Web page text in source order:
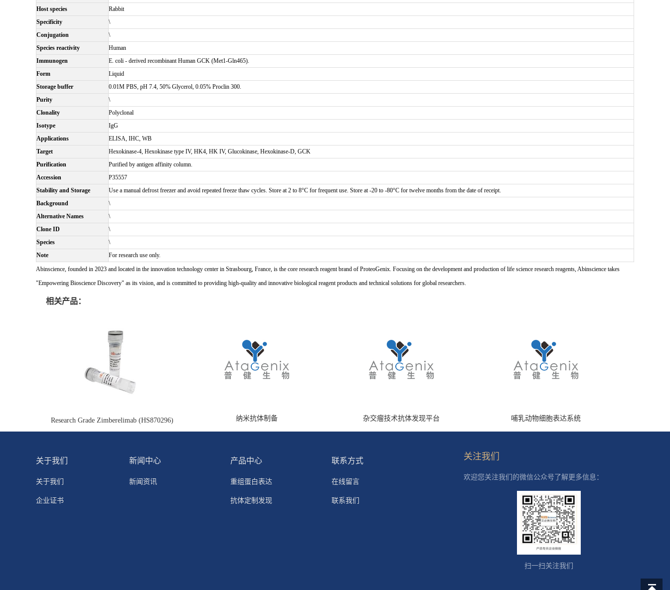
Host species
Rabbit
Specificity
\
Conjugation
\
Species reactivity
Human
Immunogen
E. coli - derived recombinant Human GCK (Met1-Gln465).
Form
Liquid
Storage buffer
0.01M PBS, pH 7.4, 50% Glycerol, 0.05% Proclin 300.
Purity
\
Clonality
Polyclonal
Isotype
IgG
Applications
ELISA, IHC, WB
Target
Hexokinase-4, Hexokinase type IV, HK4, HK IV, Glucokinase, Hexokinase-D, GCK
Purification
Purified by antigen affinity column.
Accession
P35557
Stability and Storage
Use a manual defrost freezer and avoid repeated freeze thaw cycles. Store at 2 to 8°C for frequent use. Store at -20 to -80°C for twelve months from the date of receipt.
Background
\
Alternative Names
\
Clone ID
\
Species
\
Note
For research use only.
Abinscience, founded in 2023 and located in the innovation technology center in Strasbourg, France, is the core research reagent brand of ProteoGenix. Focusing on the development and production of life science research reagents, Abinscience takes
"Empowering Bioscience Discovery" as its vision, and is committed to providing high-quality and innovative biological reagent products and technical solutions for global researchers.
相关产品：
Research Grade Zimberelimab (HS870296) 纳米抗体制备 杂交瘤技术抗体发现平台 哺乳动物细胞表达系统
关于我们
关于我们
企业证书
新闻中心
新闻资讯
产品中心
重组蛋白表达
抗体定制发现
联系方式
在线留言
联系我们
关注我们
欢迎您关注我们的微信公众号了解更多信息：
扫一扫关注我们